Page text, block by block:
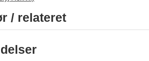
/ relateret